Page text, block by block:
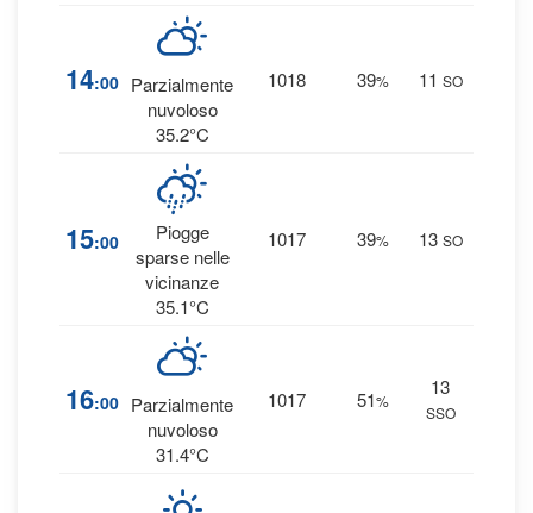
14:00 Parzialmente
nuvoloso
35.2°C
1018 39% 11 SO
15:00
Piogge
sparse nelle
vicinanze
35.1°C
1017 39% 13 SO
16:00 Parzialmente
nuvoloso
31.4°C
1017 51%
13
SSO